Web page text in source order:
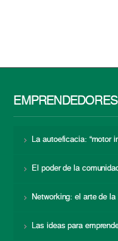
EMPRENDEDORES
La autoeficacia: “motor
El poder de la
Networking: el arte de la
Las ideas para